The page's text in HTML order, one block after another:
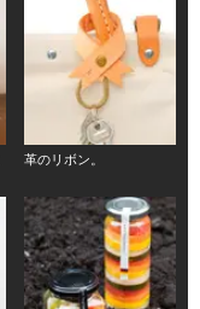
革のリボン。